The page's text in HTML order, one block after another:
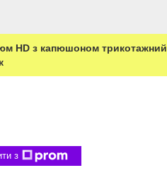
HD з капюшоном трикотажний
з